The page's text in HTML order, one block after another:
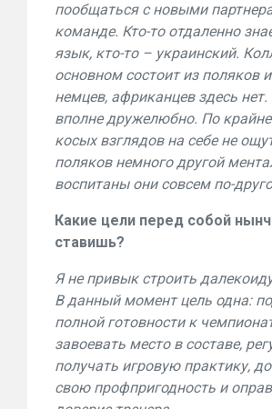
пообщаться с новыми
команде. Кто-то отдаленно
язык, кто-то – украинский.
основном состоит из поляков
немцев, африканцев здесь
вполне дружелюбно. По
косых взглядов на себе не
поляков немного другой
воспитаны они совсем по-
Какие цели перед собой
ставишь?
Я не привык строить
В данный момент цель одна:
полной готовности к
завоевать место в составе,
получать игровую практику,
свою профпригодность и